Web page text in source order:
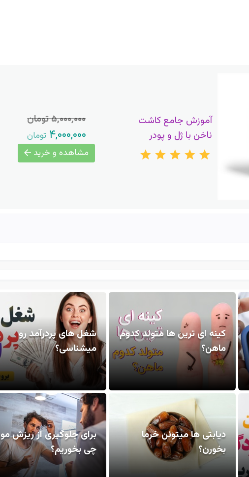
آموزش جامع کاشت
ناخن با ژل و پودر
۵,۰۰۰,۰۰۰ تومان
۴,۰۰۰,۰۰۰ تومان
مشاهده و خرید
کینه ای ترین ها متولد کدوم
ماهن؟
شغل های پردرآمد رو
میشناسی؟
دیابتی ها میتونن خرما
بخورن؟
برای جلوگیری از ریزش مو
چی بخوریم؟